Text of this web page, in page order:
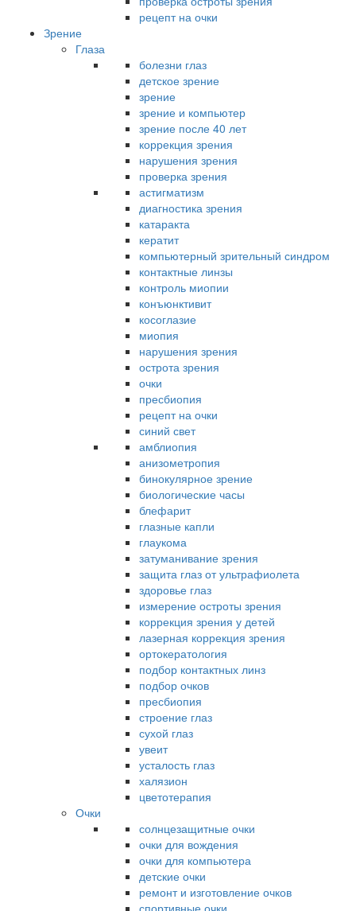
рецепт на очки
Зрение
Глаза
болезни глаз
детское зрение
зрение
зрение и компьютер
зрение после 40 лет
коррекция зрения
нарушения зрения
проверка зрения
астигматизм
диагностика зрения
катаракта
кератит
компьютерный зрительный синдром
контактные линзы
контроль миопии
конъюнктивит
косоглазие
миопия
нарушения зрения
острота зрения
очки
пресбиопия
рецепт на очки
синий свет
амблиопия
анизометропия
бинокулярное зрение
биологические часы
блефарит
глазные капли
глаукома
затуманивание зрения
защита глаз от ультрафиолета
здоровье глаз
измерение остроты зрения
коррекция зрения у детей
лазерная коррекция зрения
ортокератология
подбор контактных линз
подбор очков
пресбиопия
строение глаз
сухой глаз
увеит
усталость глаз
халязион
цветотерапия
Очки
солнцезащитные очки
очки для вождения
очки для компьютера
детские очки
ремонт и изготовление очков